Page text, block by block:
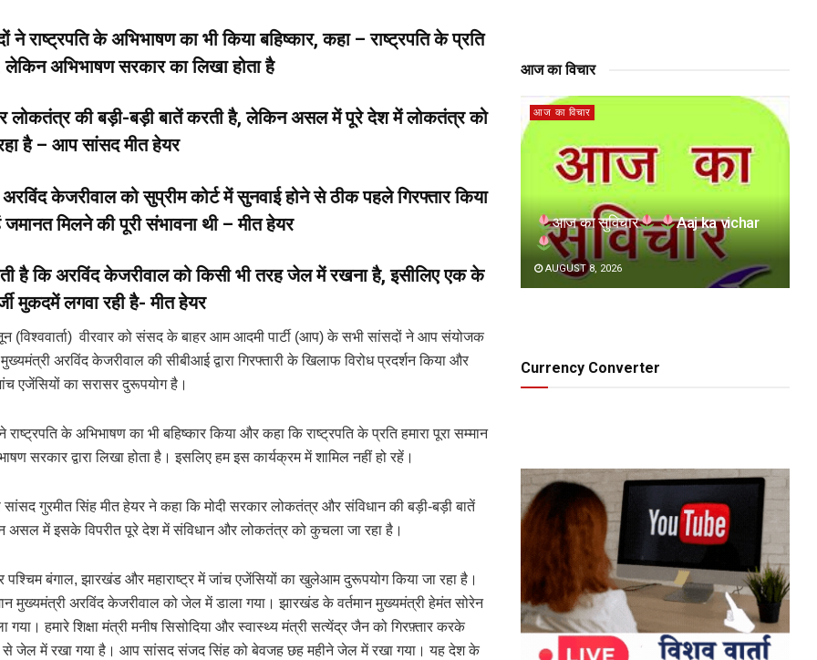
ने राष्ट्रपति के अभिभाषण का भी किया बहिष्कार, कहा – राष्ट्रपति के प्रति
लेकिन अभिभाषण सरकार का लिखा होता है
लोकतंत्र की बड़ी-बड़ी बातें करती है, लेकिन असल में पूरे देश में लोकतंत्र को
है – आप सांसद मीत हेयर
केजरीवाल को सुप्रीम कोर्ट में सुनवाई होने से ठीक पहले गिरफ्तार किया
जमानत मिलने की पूरी संभावना थी – मीत हेयर
है कि अरविंद केजरीवाल को किसी भी तरह जेल में रखना है, इसीलिए एक के
मुकदमें लगवा रही है- मीत हेयर
(विश्ववार्ता) वीरवार को संसद के बाहर आम आदमी पार्टी (आप) के सभी सांसदों ने आप संयोजक
अरविंद केजरीवाल की सीबीआई द्वारा गिरफ्तारी के खिलाफ विरोध प्रदर्शन किया और
एजेंसियों का सरासर दुरूपयोग है।
राष्ट्रपति के अभिभाषण का भी बहिष्कार किया और कहा कि राष्ट्रपति के प्रति हमारा पूरा सम्मान
सरकार द्वारा लिखा होता है। इसलिए हम इस कार्यक्रम में शामिल नहीं हो रहें।
गुरमीत सिंह मीत हेयर ने कहा कि मोदी सरकार लोकतंत्र और संविधान की बड़ी-बड़ी बातें
असल में इसके विपरीत पूरे देश में संविधान और लोकतंत्र को कुचला जा रहा है।
पश्चिम बंगाल, झारखंड और महाराष्ट्र में जांच एजेंसियों का खुलेआम दुरूपयोग किया जा रहा है।
मुख्यमंत्री अरविंद केजरीवाल को जेल में डाला गया। झारखंड के वर्तमान मुख्यमंत्री हेमंत सोरेन
गया। हमारे शिक्षा मंत्री मनीष सिसोदिया और स्वास्थ्य मंत्री सत्येंद्र जैन को गिरफ़्तार करके
से जेल में रखा गया है। आप सांसद संजद सिंह को बेवजह छह महीने जेल में रखा गया। यह देश के
आज का विचार
आज का विचार
आज का सुविचार Aaj ka vichar
AUGUST 8, 2026
Currency Converter